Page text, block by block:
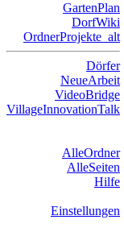
GartenPlan
DorfWiki
OrdnerProjekte_alt
Dörfer
NeueArbeit
VideoBridge
VillageInnovationTalk
AlleOrdner
AlleSeiten
Hilfe
Einstellungen